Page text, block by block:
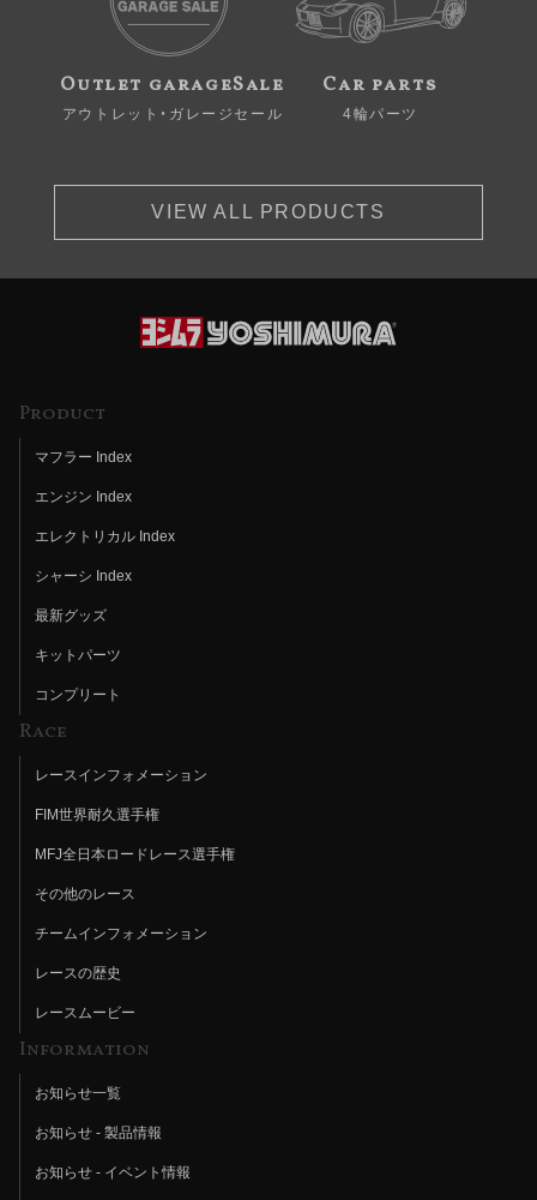
Outlet garageSale
アウトレット・ガレージセール
Car parts
4輪パーツ
VIEW ALL PRODUCTS
Product
マフラー Index
エンジン Index
エレクトリカル Index
シャーシ Index
最新グッズ
キットパーツ
コンプリート
Race
レースインフォメーション
FIM世界耐久選手権
MFJ全日本ロードレース選手権
その他のレース
チームインフォメーション
レースの歴史
レースムービー
Information
お知らせ一覧
お知らせ - 製品情報
お知らせ - イベント情報